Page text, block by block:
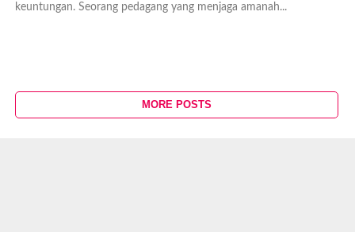
keuntungan. Seorang pedagang yang menjaga amanah...
MORE POSTS